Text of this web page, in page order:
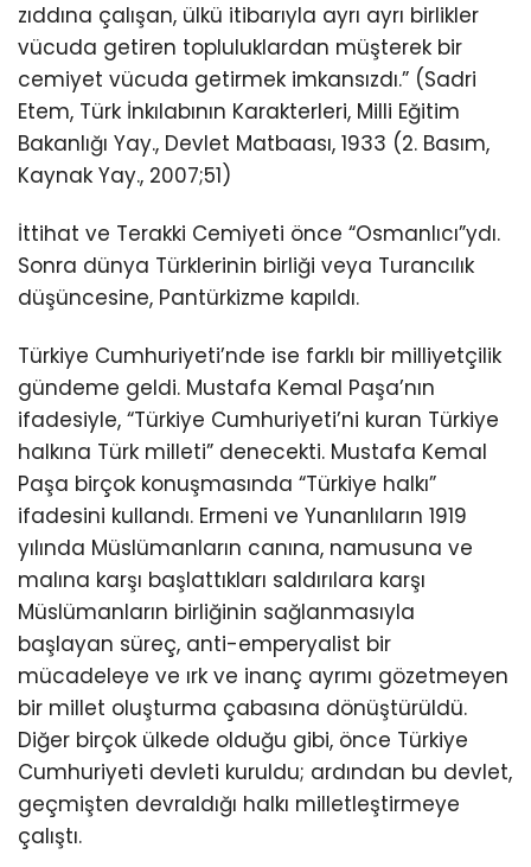
zıddına çalışan, ülkü itibarıyla ayrı ayrı birlikler
vücuda getiren topluluklardan müşterek bir
cemiyet vücuda getirmek imkansızdı.” (Sadri
Etem, Türk İnkılabının Karakterleri, Milli Eğitim
Bakanlığı Yay., Devlet Matbaası, 1933 (2. Basım,
Kaynak Yay., 2007;51)
İttihat ve Terakki Cemiyeti önce “Osmanlıcı”ydı.
Sonra dünya Türklerinin birliği veya Turancılık
düşüncesine, Pantürkizme kapıldı.
Türkiye Cumhuriyeti’nde ise farklı bir milliyetçilik
gündeme geldi. Mustafa Kemal Paşa’nın
ifadesiyle, “Türkiye Cumhuriyeti’ni kuran Türkiye
halkına Türk milleti” denecekti. Mustafa Kemal
Paşa birçok konuşmasında “Türkiye halkı”
ifadesini kullandı. Ermeni ve Yunanlıların 1919
yılında Müslümanların canına, namusuna ve
malına karşı başlattıkları saldırılara karşı
Müslümanların birliğinin sağlanmasıyla
başlayan süreç, anti-emperyalist bir
mücadeleye ve ırk ve inanç ayrımı gözetmeyen
bir millet oluşturma çabasına dönüştürüldü.
Diğer birçok ülkede olduğu gibi, önce Türkiye
Cumhuriyeti devleti kuruldu; ardından bu devlet,
geçmişten devraldığı halkı milletleştirmeye
çalıştı.